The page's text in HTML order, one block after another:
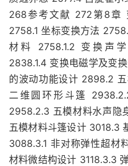
268参考文献 272第8章
2758.1 坐标变换方法
材料 2758.1.2 变换声
2838.1.4 变换电磁学及变
的波动功能设计 2898.2
二维圆环形斗篷
2958.2.3 五模材料水声隐
五模材料斗篷设计 3018.3
3088.3.1 非对称弹性超材
材料微结构设计 3118.3.3